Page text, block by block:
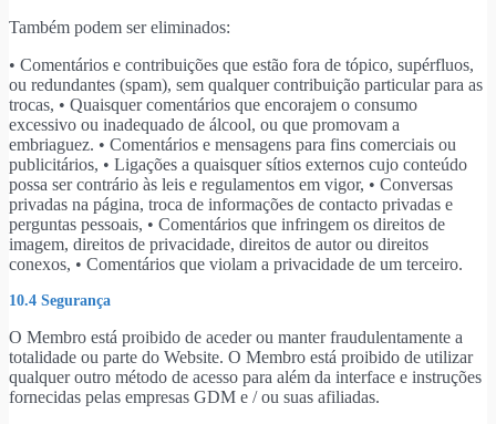
Também podem ser eliminados:
• Comentários e contribuições que estão fora de tópico, supérfluos,
ou redundantes (spam), sem qualquer contribuição particular para as
trocas, • Quaisquer comentários que encorajem o consumo
excessivo ou inadequado de álcool, ou que promovam a
embriaguez. • Comentários e mensagens para fins comerciais ou
publicitários, • Ligações a quaisquer sítios externos cujo conteúdo
possa ser contrário às leis e regulamentos em vigor, • Conversas
privadas na página, troca de informações de contacto privadas e
perguntas pessoais, • Comentários que infringem os direitos de
imagem, direitos de privacidade, direitos de autor ou direitos
conexos, • Comentários que violam a privacidade de um terceiro.
10.4 Segurança
O Membro está proibido de aceder ou manter fraudulentamente a
totalidade ou parte do Website. O Membro está proibido de utilizar
qualquer outro método de acesso para além da interface e instruções
fornecidas pelas empresas GDM e / ou suas afiliadas.